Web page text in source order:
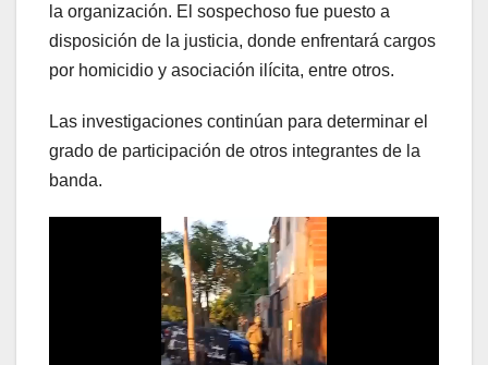
la organización. El sospechoso fue puesto a
disposición de la justicia, donde enfrentará cargos
por homicidio y asociación ilícita, entre otros.
Las investigaciones continúan para determinar el
grado de participación de otros integrantes de la
banda.